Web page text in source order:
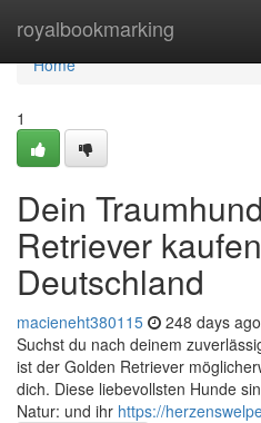
royalbookmarking
Home
Home
1
Dein
Retriever
Deutschland
macieneht380115 248 days ago
Suchst du nach deinem
ist der Golden Retriever
dich. Diese liebevollsten Hunde
Natur: und ihr https://